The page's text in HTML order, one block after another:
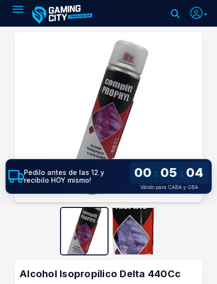
Toggle navigation
Alcohol Isopropílico Delta 440Cc
Pedilo antes de las 12 y
recibilo HOY mismo!
00 : 05 : 03
Válido para CABA y GBA